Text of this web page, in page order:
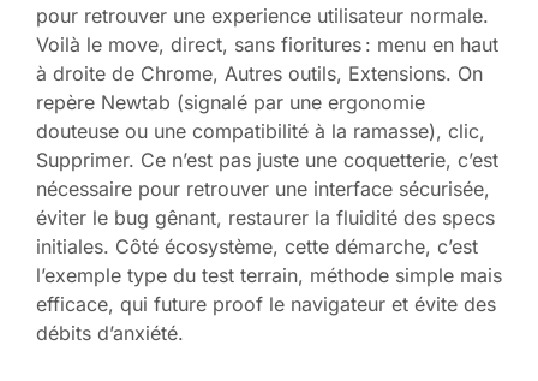
pour retrouver une experience utilisateur normale.
Voilà le move, direct, sans fioritures : menu en haut
à droite de Chrome, Autres outils, Extensions. On
repère Newtab (signalé par une ergonomie
douteuse ou une compatibilité à la ramasse), clic,
Supprimer. Ce n’est pas juste une coquetterie, c’est
nécessaire pour retrouver une interface sécurisée,
éviter le bug gênant, restaurer la fluidité des specs
initiales. Côté écosystème, cette démarche, c’est
l’exemple type du test terrain, méthode simple mais
efficace, qui future proof le navigateur et évite des
débits d’anxiété.